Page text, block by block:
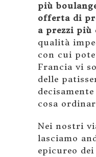
più
offerta di
a prezzi più
qualità
con cui
Francia vi
delle
cosa
Nei nostri
lasciamo
epicureo